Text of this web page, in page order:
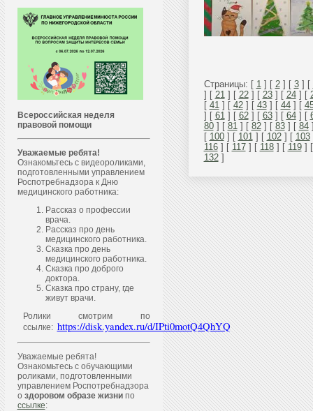
Всероссийская неделя
правовой помощи
Уважаемые ребята!
Ознакомьтесь с видеороликами,
подготовленными управлением
Роспотребнадзора к Дню
медицинского работника:
Рассказ о профессии
врача.
Рассказ про день
медицинского работника.
Сказка про день
медицинского работника.
Сказка про доброго
доктора.
Сказка про страну, где
живут врачи.
Ролики смотрим по
ссылке: https://disk.yandex.ru/d/IPti0motQ4QhYQ
Уважаемые ребята!
Ознакомьтесь с обучающими
роликами, подготовленными
управлением Роспотребнадзора
о здоровом образе жизнипо
ссылке:
Страницы: [ 1 ] [ 2] [ 3] [
] [ 21 ] [ 22] [ 23] [ 24] [
[ 41 ] [ 42] [ 43] [ 44] [
] [ 61 ] [ 62] [ 63] [ 64] [
80] [ 81 ] [ 82] [ 83] [ 84
[ 100] [ 101 ] [ 102] [ 103
116] [ 117] [ 118] [ 119]
132]